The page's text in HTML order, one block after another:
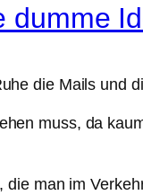
dumme
die Mails und
muss, da
man im